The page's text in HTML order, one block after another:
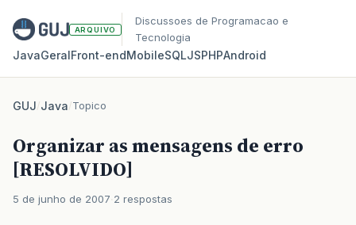
ARQUIVO
Discussoes de Programacao e
Tecnologia
JavaGeralFront‑endMobileSQLJSPHPAndroid
GUJ/Java/Topico
Organizar as mensagens de erro
[RESOLVIDO]
5 de junho de 2007 2 respostas